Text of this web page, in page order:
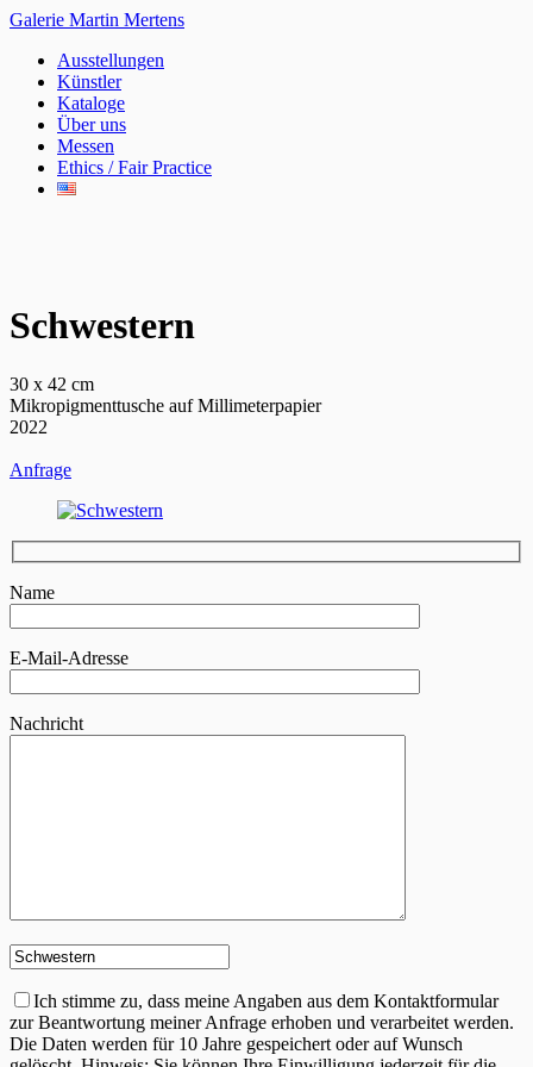
Galerie Martin Mertens
Ausstellungen
Künstler
Kataloge
Über uns
Messen
Ethics / Fair Practice
Schwestern
30 x 42 cm
Mikropigmenttusche auf Millimeterpapier
2022
Anfrage
Name
E-Mail-Adresse
Nachricht
Ich stimme zu, dass meine Angaben aus dem Kontaktformular
zur Beantwortung meiner Anfrage erhoben und verarbeitet werden.
Die Daten werden für 10 Jahre gespeichert oder auf Wunsch